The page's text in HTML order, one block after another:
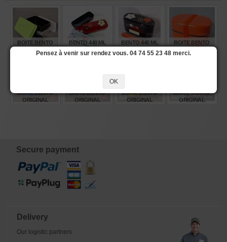
BOITE BENTO
DELI VERT
POMME
BENTO 440 ML
ROUGE SATSUKI
50419
BENTO 440 ML
NOIRE SATSUKI
504163
BOITE BENTO
ORIGINAL
COLLECTION
BOITE BENTO
ORIGINAL
BOITE BENTO
ORIGINAL
BOITE BENTO
ORIGINAL
BOITE BENTO
ORIGINAL
Secure payment
Delivery
Our logistic partners :
Pensez à venir sur rendez vous. 04 74 55 23 48 merci.
OK